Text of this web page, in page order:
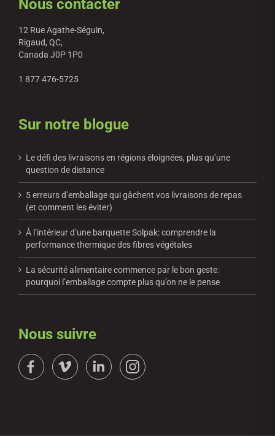
Nous contacter
12 Rue Agathe-Séguin,
Rigaud, QC,
Canada J0P 1P0
1 877 476-5725
Sur notre blogue
Le défi des livraisons en régions éloignées, plus qu’une
question de distance
5 erreurs d’emballage qui gâchent vos livraisons de repas
(et comment les éviter)
À l’intérieur d’une barquette Solpak: comprendre la
performance thermique des fibres végétales
La sécurité alimentaire commence par le bon geste:
pourquoi l’emballage compte plus qu’on ne le pense
Nous suivre